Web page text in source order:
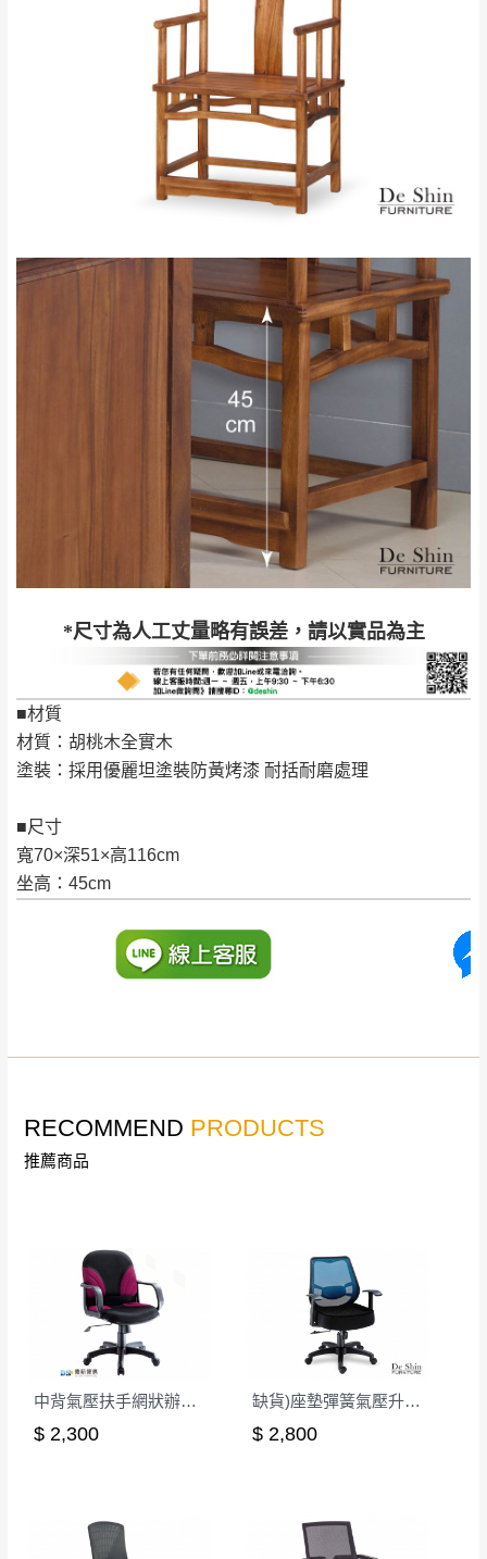
*尺寸為人工丈量略有誤差，請以實品為主
■材質
材質：胡桃木全實木
塗裝：採用優麗坦塗裝防黃烤漆 耐括耐磨處理
■尺寸
寬70×深51×高116cm
坐高：45cm
＊A108產品另收運費
來、平溪、九份、
石門、林口 下福
里、新店山區、三
峽山區、石碇、坪
林、福隆、淡水山
區、北投湖山路、
基隆
$ 9,000以上：免
$ 9,000以下：
NT$500元
＊A108產品另收運費
基隆山區
$ 9,000以上：免
$ 9,000以下：
NT$500元
＊A108產品另收運費
卓蘭鎮、三灣、通
安鄉、大湖鄉、頭
屋、獅潭鄉
配送天數：5~14天
到貨時間：指定送貨日當天以電話聯絡確認
台北市、新北市地區固定每周(三)、(日)兩天收送貨
暫無配送地區：
雄、屏東、宜蘭、 花蓮、台東、金門、馬祖、澎湖地區
加收說明
本司貨車運送如因路況不佳、天候惡劣、過於偏遠之
山區內等，或收貨地點搬運過於困難等因素，導致無
需以吊車或其他的吊掛方式吊運，費用將由買方自行
支付。
因大型傢俱有組裝、配送的問題，並非一般快速到貨
商品，無法指定特定時間送達，司機當天到貨前皆會
再與您通知，讓您不用整天在家等貨，以免浪費你的
寶貴時間。
如遇自然災害、政府宣布之災害警報等不可抗力情
百貨公司配送暫無法配合開店前、閉店後時段，並送
至百貨公司卸貨區為限，恕無法送至指定樓面。
苗栗至基隆；其它地區暫不開放，如因特殊
地型限制(山區、鄉、鎮、村)、樓梯太小、無
法搬運上樓等因素，導致無法配送，
保有出貨的權利。
保護物流人員的工作安全，賣家無提供吊掛
服務，若需以吊車或其他的吊掛方式吊運，
費用將由買方自行支付。
快速到貨商品，無法指定特定時間送達，司
機當天到貨前皆會再與您通知，讓你不用整
天在家等貨，以節省您的寶貴時間。
由於百貨公司配送較為不易，故暫無法配送
至百貨公司內部。
若您選擇三聯式或索取兩聯式發票，發票將於商品
完成出貨15個工作天另行寄出，另外約加上2~7個
工作天內送達，如遇國定假日將順延寄送。
公司客服人員，我們將為您更換新品，運費
皆由本站負責，所有退回及換貨之商品必須
是全新狀態且完整包裝，床墊、床包、枕頭
包裝、廠商紙及所有附隨文件或資料之完整
性)，若未依照上述方式處理，恕無法接受退
電腦螢幕的設定色差或解析度等因素， 與實
際商品的顏色、質感稍有不同，如因此而需
訂購前詳加確認。(包含商品尺寸是否合適)。
訂購前請確認商品尺寸，大型物件因為人工
須保持商品全新狀態與完整包裝。鑑賞期間
收送貨，敬請見諒！
本公司部份商品無維修服務，超過7日鑑賞
期，商品使用年限，因客人使用習慣、居家
環境不同。若屬人為因素導致商品損壞、零
件短缺，則維修、搬運費用，需由消費者自
行吸收(另事先與消費者報價，消費者同意將
會進行維修)。
如欲放置營業場所及公開場合之商品則無享
RECOMMEND PRODUCTS
推薦商品
中背氣壓扶手網狀辦公椅-紅
$ 2,300
缺貨)座墊彈簧氣壓升降辦公椅-藍
$ 2,800